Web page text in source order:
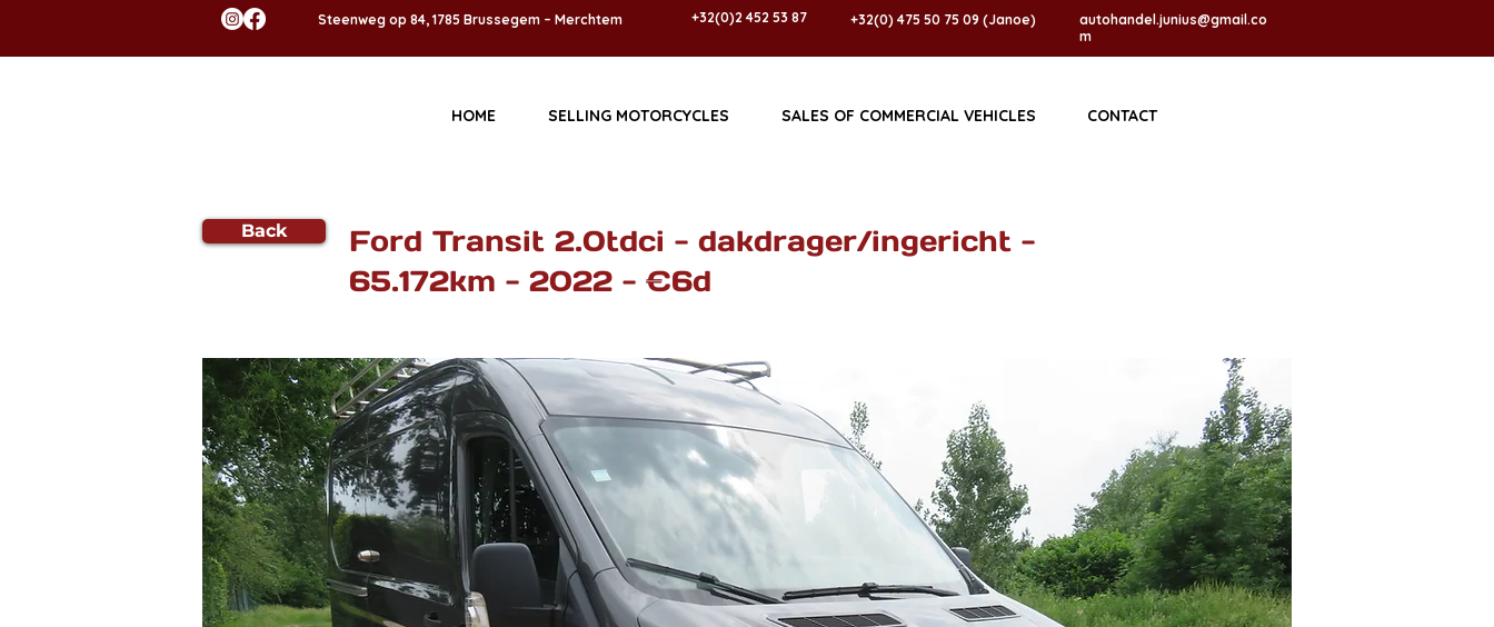
HOME SELLING MOTORCYCLES SALES OF COMMERCIAL VEHICLES CONTACT
Steenweg op 84, 1785 Brussegem – Merchtem +32(0)2 452 53 87 +32(0) 475 50 75 09 (Janoe)
autohandel.junius@gmail.co
m
Back
Ford Transit 2.0tdci - dakdrager/ingericht -
65.172km - 2022 - €6d